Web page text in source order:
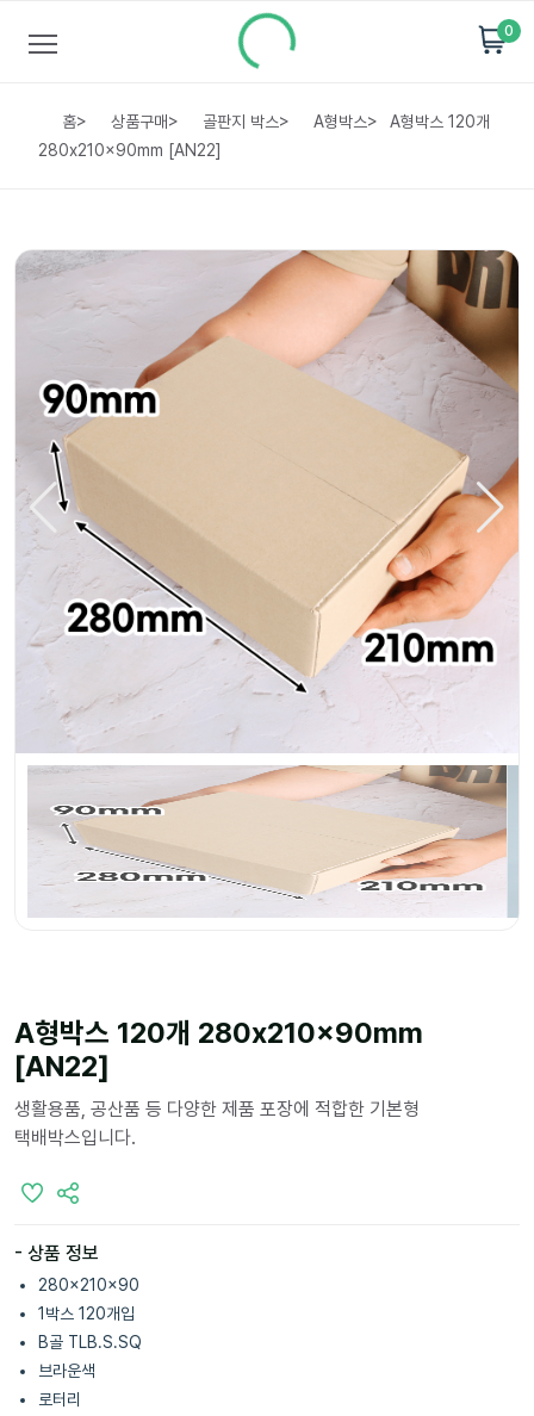
0
홈> 상품구매> 골판지 박스> A형박스>
A형박스 120개
280x210x90mm [AN22]
A형박스 120개 280x210x90mm
[AN22]
생활용품, 공산품 등 다양한 제품 포장에 적합한 기본형
택배박스입니다.
- 상품 정보
280x210x90
1박스 120개입
B골 TLB.S.SQ
브라운색
로터리